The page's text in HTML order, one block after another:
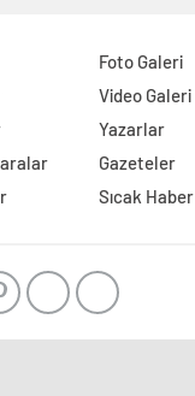
Foto Galeri
Video Galeri
Yazarlar
Gazeteler
Sıcak Haber